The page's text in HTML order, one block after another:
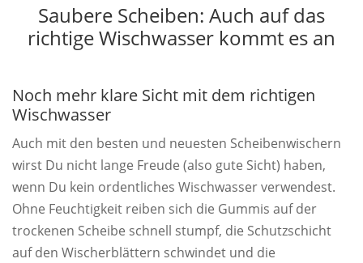
Saubere Scheiben: Auch auf das
richtige Wischwasser kommt es an
Noch mehr klare Sicht mit dem richtigen
Wischwasser
Auch mit den besten und neuesten Scheibenwischern
wirst Du nicht lange Freude (also gute Sicht) haben,
wenn Du kein ordentliches Wischwasser verwendest.
Ohne Feuchtigkeit reiben sich die Gummis auf der
trockenen Scheibe schnell stumpf, die Schutzschicht
auf den Wischerblättern schwindet und die